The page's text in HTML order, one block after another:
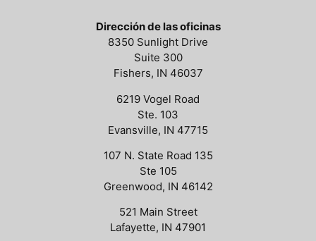
Dirección de las oficinas
8350 Sunlight Drive
Suite 300
Fishers, IN 46037
6219 Vogel Road
Ste. 103
Evansville, IN 47715
107 N. State Road 135
Ste 105
Greenwood, IN 46142
521 Main Street
Lafayette, IN 47901